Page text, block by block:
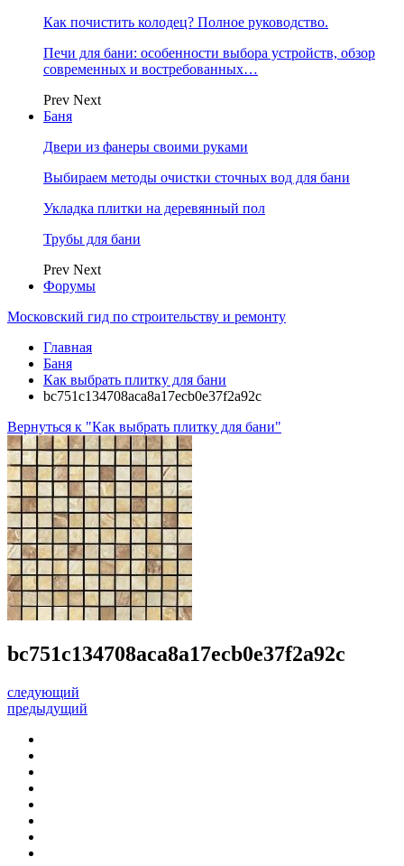
Как почистить колодец? Полное руководство.
Печи для бани: особенности выбора устройств, обзор
современных и востребованных…
Prev Next
Баня
Двери из фанеры своими руками
Выбираем методы очистки сточных вод для бани
Укладка плитки на деревянный пол
Трубы для бани
Prev Next
Форумы
Московский гид по строительству и ремонту
Главная
Баня
Как выбрать плитку для бани
bc751c134708aca8a17ecb0e37f2a92c
Вернуться к "Как выбрать плитку для бани"
bc751c134708aca8a17ecb0e37f2a92c
следующий
предыдущий